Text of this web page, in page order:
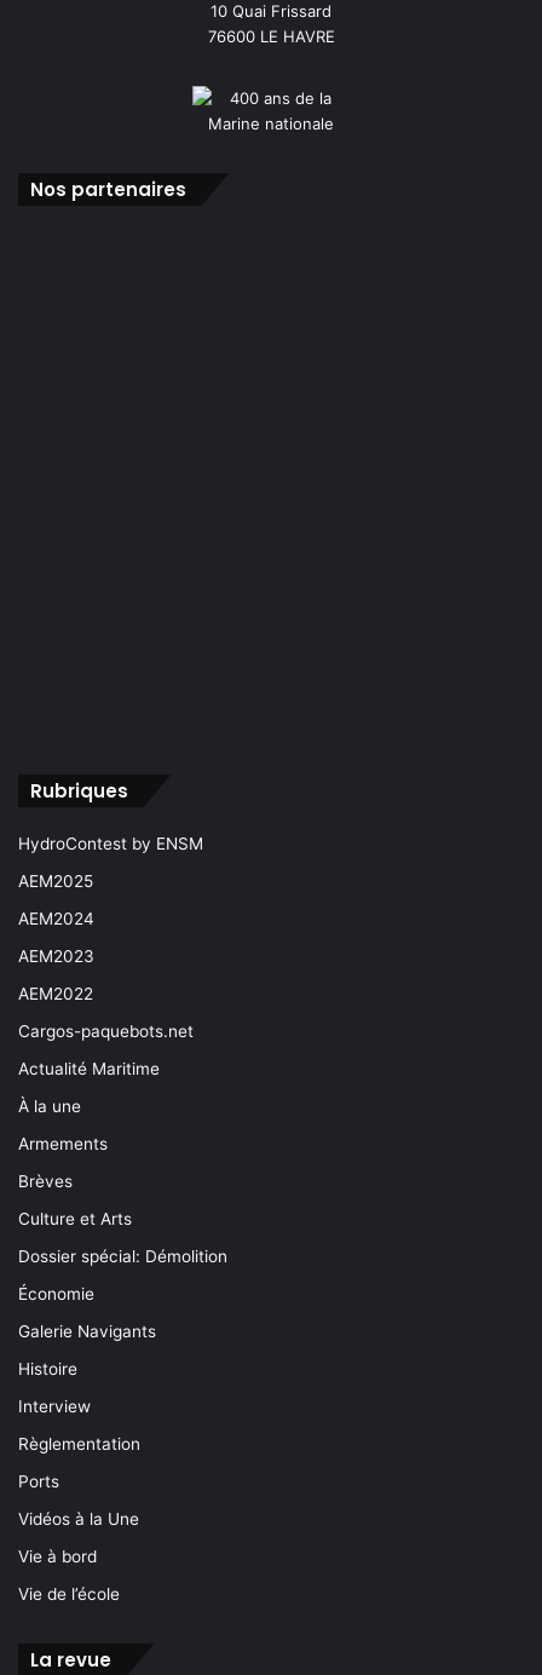
10 Quai Frissard
76600 LE HAVRE
Nos partenaires
Rubriques
HydroContest by ENSM
AEM2025
AEM2024
AEM2023
AEM2022
Cargos-paquebots.net
Actualité Maritime
À la une
Armements
Brèves
Culture et Arts
Dossier spécial: Démolition
Économie
Galerie Navigants
Histoire
Interview
Règlementation
Ports
Vidéos à la Une
Vie à bord
Vie de l’école
La revue